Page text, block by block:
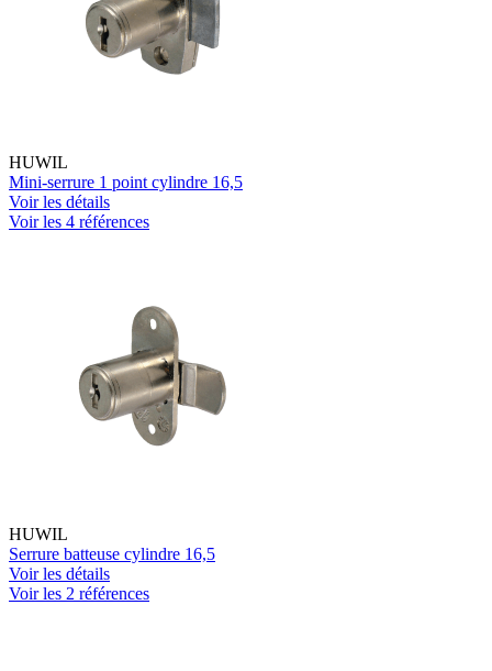
HUWIL
Mini-serrure 1 point cylindre 16,5
Voir les détails
Voir les 4 références
HUWIL
Serrure batteuse cylindre 16,5
Voir les détails
Voir les 2 références